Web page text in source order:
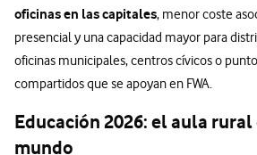
oficinas en las capitales, menor coste
presencial y una capacidad mayor para
oficinas municipales, centros cívicos o
compartidos que se apoyan en FWA.
Educación 2026: el aula
mundo